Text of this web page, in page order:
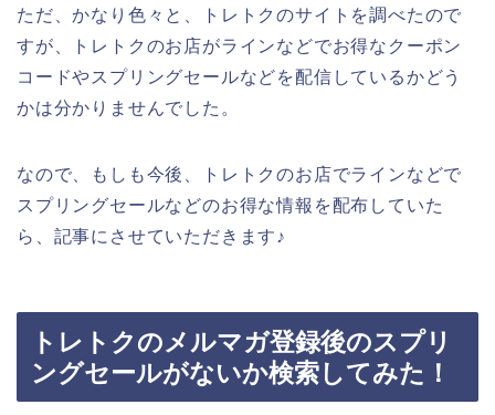
ただ、かなり色々と、トレトクのサイトを調べたので
すが、トレトクのお店がラインなどでお得なクーポン
コードやスプリングセールなどを配信しているかどう
かは分かりませんでした。
なので、もしも今後、トレトクのお店でラインなどで
スプリングセールなどのお得な情報を配布していた
ら、記事にさせていただきます♪
トレトクのメルマガ登録後のスプリ
ングセールがないか検索してみた！